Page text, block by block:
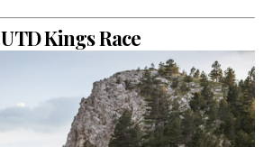
UTD Kings Race